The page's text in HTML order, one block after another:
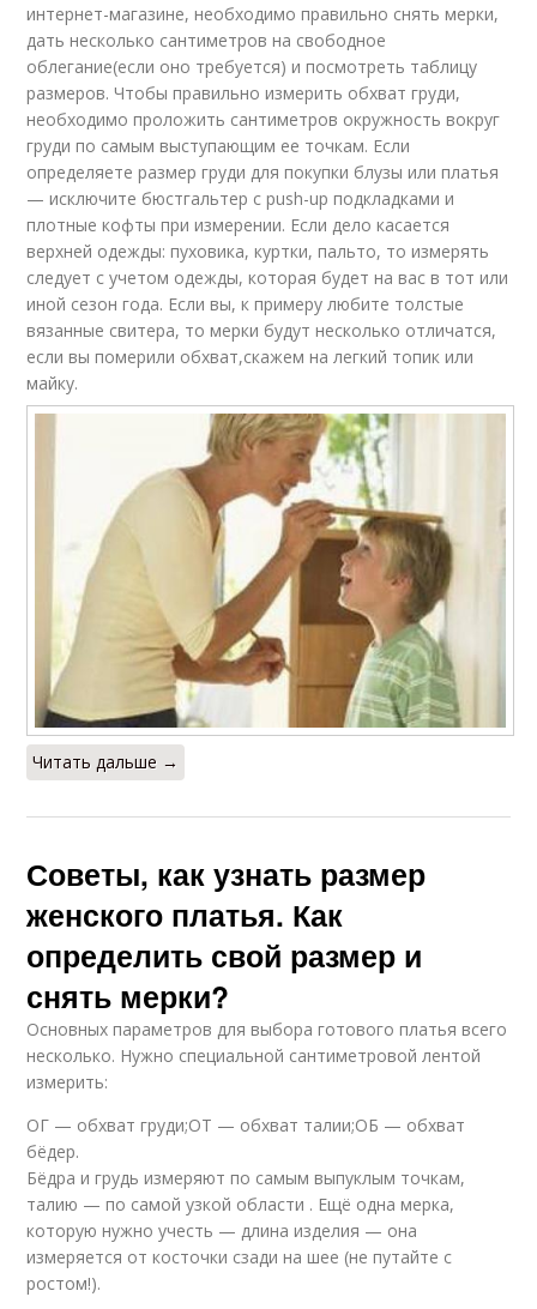
интернет-магазине, необходимо правильно снять мерки,
дать несколько сантиметров на свободное
облегание(если оно требуется) и посмотреть таблицу
размеров. Чтобы правильно измерить обхват груди,
необходимо проложить сантиметров окружность вокруг
груди по самым выступающим ее точкам. Если
определяете размер груди для покупки блузы или платья
— исключите бюстгальтер с push-up подкладками и
плотные кофты при измерении. Если дело касается
верхней одежды: пуховика, куртки, пальто, то измерять
следует с учетом одежды, которая будет на вас в тот или
иной сезон года. Если вы, к примеру любите толстые
вязанные свитера, то мерки будут несколько отличатся,
если вы померили обхват,скажем на легкий топик или
майку.
Читать дальше →
Советы, как узнать размер
женского платья. Как
определить свой размер и
снять мерки?
Основных параметров для выбора готового платья всего
несколько. Нужно специальной сантиметровой лентой
измерить:
ОГ — обхват груди;ОТ — обхват талии;ОБ — обхват
бёдер.
Бёдра и грудь измеряют по самым выпуклым точкам,
талию — по самой узкой области . Ещё одна мерка,
которую нужно учесть — длина изделия — она
измеряется от косточки сзади на шее (не путайте с
ростом!).